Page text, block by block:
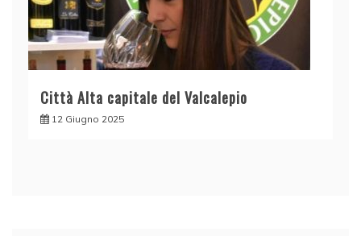
Città Alta capitale del Valcalepio
12 Giugno 2025